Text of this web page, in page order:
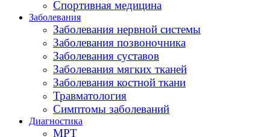
Спортивная медицина
Заболевания
Заболевания нервной системы
Заболевания позвоночника
Заболевания суставов
Заболевания мягких тканей
Заболевания костной ткани
Травматология
Симптомы заболеваний
Диагностика
МРТ